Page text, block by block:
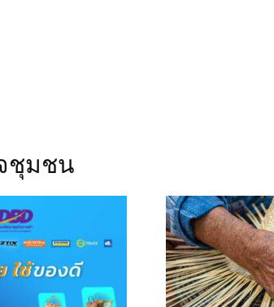
ชุมชน